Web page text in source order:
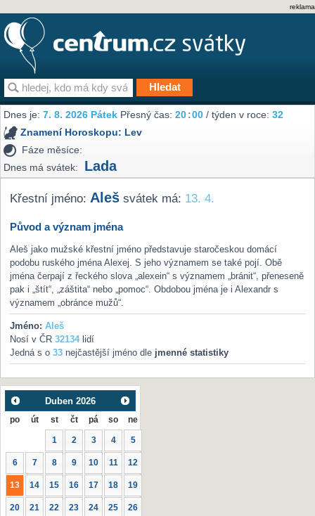
reklama
Dnes je:7. 8. 2026 Pátek Přesný čas:20 00 / týden v roce:32
Znamení Horoskopu: Lev
Fáze měsíce:
Dnes má svátek:
Lada
Křestní jméno: Alešsvátek má: 13. 4.
Původ a význam jména
Aleš jako mužské křestní jméno představuje staročeskou domácí
podobu ruského jména Alexej. S jeho významem se také pojí. Obě
jména čerpají z řeckého slova „alexein“ s významem „bránit“, přeneseně
pak i „štít“, „záštita“ nebo „pomoc“. Obdobou jména je i Alexandr s
významem „obránce mužů“.
Jméno: Aleš
Nosí v ČR 32134lidí
Jedná s o 33nejčastější jméno dle jmenné statistiky
Duben 2026
po út st čt pá so ne
1 2 3 4 5
6 7 8 9 10 11 12
13 14 15 16 17 18 19
20 21 22 23 24 25 26